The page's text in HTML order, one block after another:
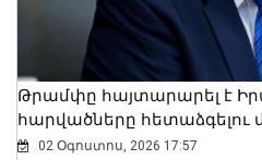
06 Օգոստոս, 2026 19:22
Թրամփը հայտարարել է
հարվածները հետաձգելու
02 Օգոստոս, 2026 17:57